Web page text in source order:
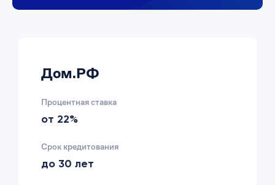
Дом.РФ
Процентная ставка
от 22%
Срок кредитования
до 30 лет